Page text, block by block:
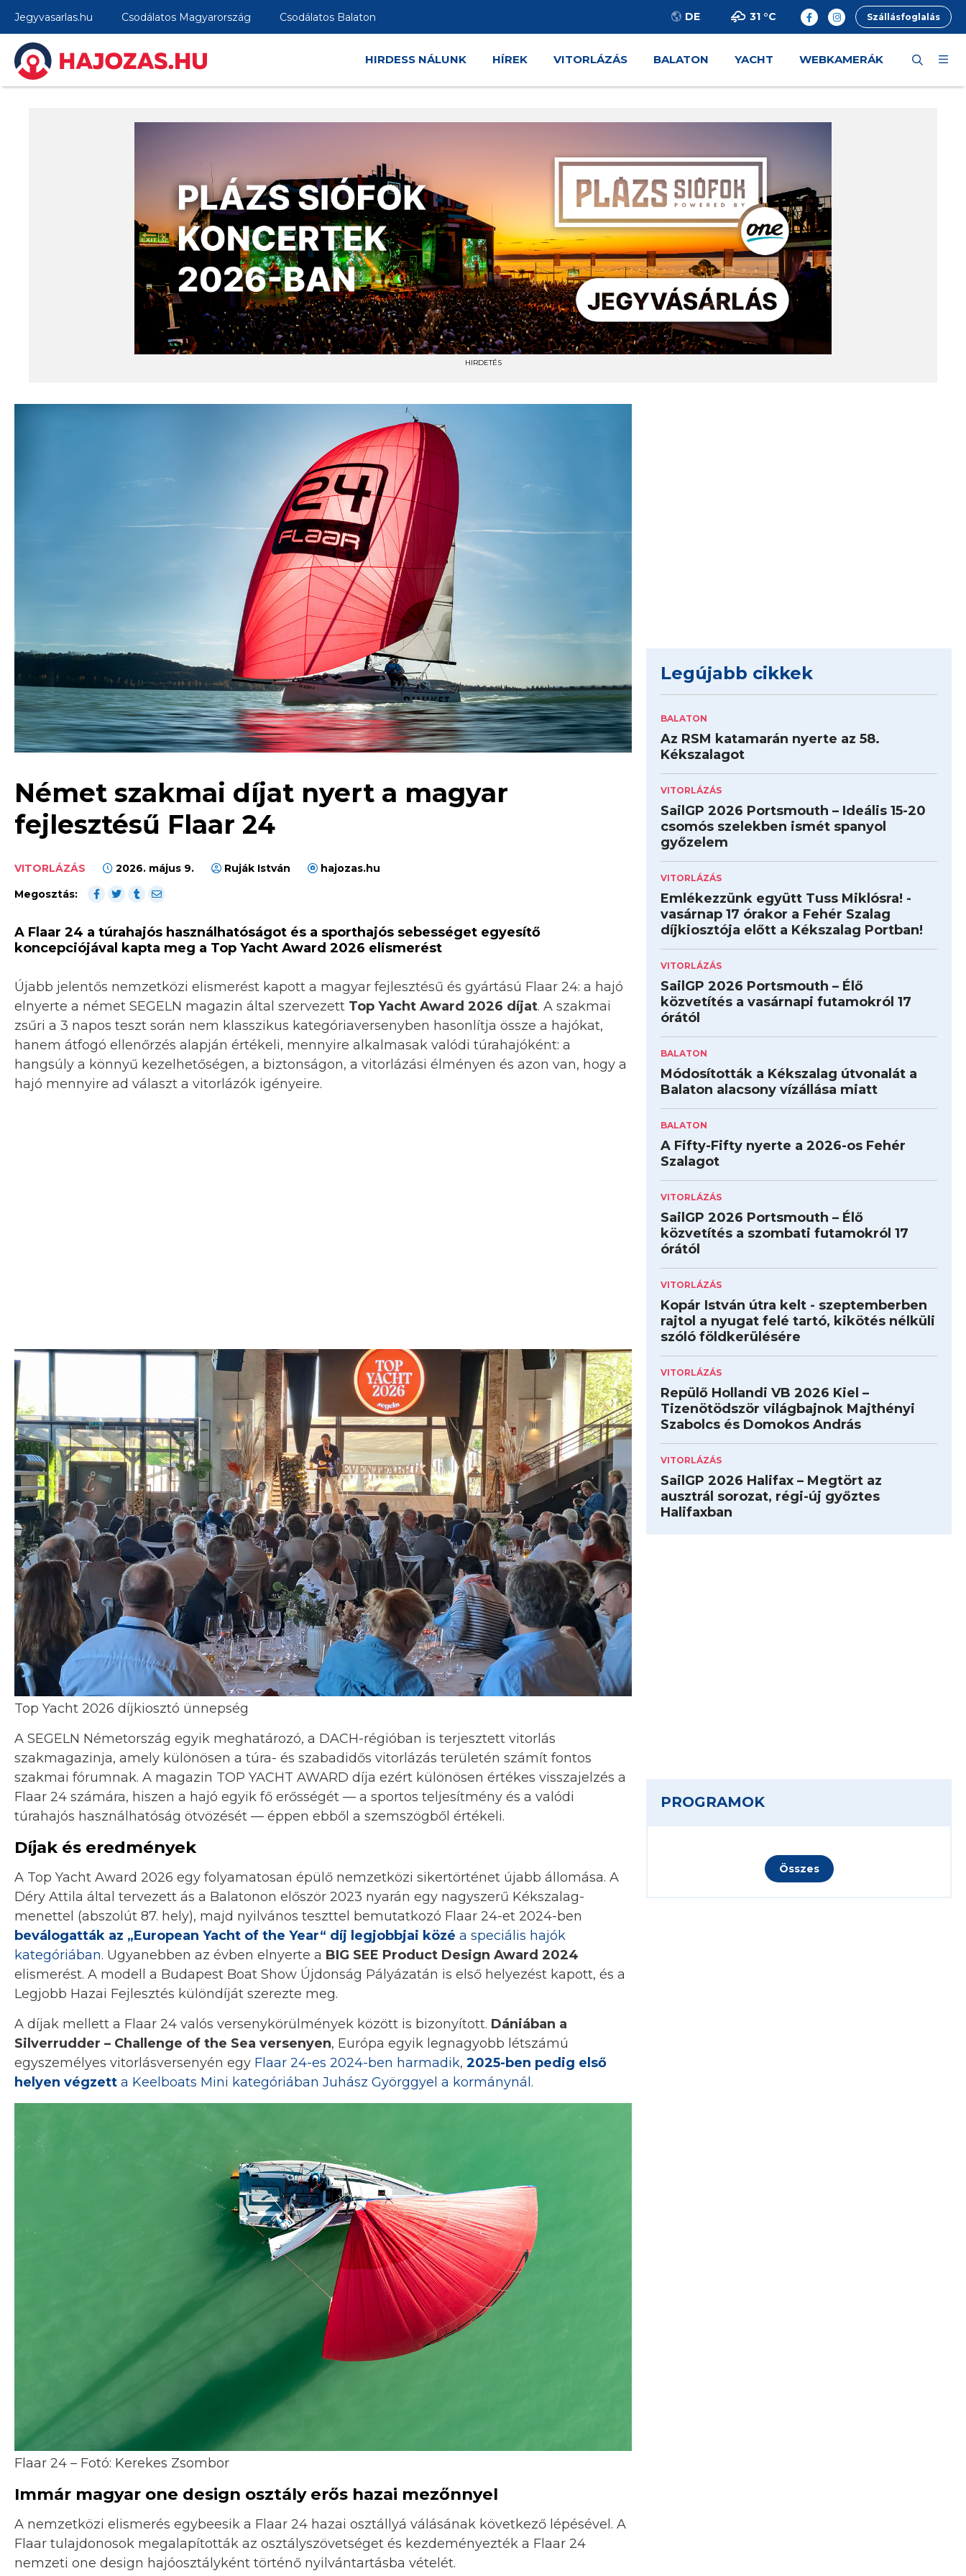
Jegyvasarlas.hu Csodálatos Magyarország Csodálatos Balaton DE 31 °C Szállásfoglalás
HIRDESS NÁLUNK HÍREK VITORLÁZÁS BALATON YACHT WEBKAMERÁK
HIRDETÉS
Német szakmai díjat nyert a magyar
fejlesztésű Flaar 24
VITORLÁZÁS 2026. május 9. Ruják István
hajozas.hu
Megosztás:
A Flaar 24 a túrahajós használhatóságot és a sporthajós sebességet egyesítő
koncepciójával kapta meg a Top Yacht Award 2026 elismerést
Újabb jelentős nemzetközi elismerést kapott a magyar fejlesztésű és gyártású Flaar 24: a hajó
elnyerte a német SEGELN magazin által szervezett Top Yacht Award 2026 díjat. A szakmai
zsűri a 3 napos teszt során nem klasszikus kategóriaversenyben hasonlítja össze a hajókat,
hanem átfogó ellenőrzés alapján értékeli, mennyire alkalmasak valódi túrahajóként: a
hangsúly a könnyű kezelhetőségen, a biztonságon, a vitorlázási élményen és azon van, hogy a
hajó mennyire ad választ a vitorlázók igényeire.
Top Yacht 2026 díjkiosztó ünnepség
A SEGELN Németország egyik meghatározó, a DACH-régióban is terjesztett vitorlás
szakmagazinja, amely különösen a túra- és szabadidős vitorlázás területén számít fontos
szakmai fórumnak. A magazin TOP YACHT AWARD díja ezért különösen értékes visszajelzés a
Flaar 24 számára, hiszen a hajó egyik fő erősségét — a sportos teljesítmény és a valódi
túrahajós használhatóság ötvözését — éppen ebből a szemszögből értékeli.
Díjak és eredmények
A Top Yacht Award 2026 egy folyamatosan épülő nemzetközi sikertörténet újabb állomása. A
Déry Attila által tervezett ás a Balatonon először 2023 nyarán egy nagyszerű Kékszalag-
menettel (abszolút 87. hely), majd nyilvános teszttel bemutatkozó Flaar 24-et 2024-ben
beválogatták az „European Yacht of the Year“ díj legjobbjai közé a speciális hajók
kategóriában. Ugyanebben az évben elnyerte a BIG SEE Product Design Award 2024
elismerést. A modell a Budapest Boat Show Újdonság Pályázatán is első helyezést kapott, és a
Legjobb Hazai Fejlesztés különdíját szerezte meg.
A díjak mellett a Flaar 24 valós versenykörülmények között is bizonyított. Dániában a
Silverrudder – Challenge of the Sea versenyen, Európa egyik legnagyobb létszámú
egyszemélyes vitorlásversenyén egy Flaar 24-es 2024-ben harmadik, 2025-ben pedig első
helyen végzett a Keelboats Mini kategóriában Juhász Györggyel a kormánynál.
Flaar 24 – Fotó: Kerekes Zsombor
Immár magyar one design osztály erős hazai mezőnnyel
A nemzetközi elismerés egybeesik a Flaar 24 hazai osztállyá válásának következő lépésével. A
Flaar tulajdonosok megalapították az osztályszövetséget és kezdeményezték a Flaar 24
nemzeti one design hajóosztályként történő nyilvántartásba vételét.
Legújabb cikkek
BALATON
Az RSM katamarán nyerte az 58.
Kékszalagot
VITORLÁZÁS
SailGP 2026 Portsmouth – Ideális 15-20
csomós szelekben ismét spanyol
győzelem
VITORLÁZÁS
Emlékezzünk együtt Tuss Miklósra! -
vasárnap 17 órakor a Fehér Szalag
díjkiosztója előtt a Kékszalag Portban!
VITORLÁZÁS
SailGP 2026 Portsmouth – Élő
közvetítés a vasárnapi futamokról 17
órától
BALATON
Módosították a Kékszalag útvonalát a
Balaton alacsony vízállása miatt
BALATON
A Fifty-Fifty nyerte a 2026-os Fehér
Szalagot
VITORLÁZÁS
SailGP 2026 Portsmouth – Élő
közvetítés a szombati futamokról 17
órától
VITORLÁZÁS
Kopár István útra kelt - szeptemberben
rajtol a nyugat felé tartó, kikötés nélküli
szóló földkerülésére
VITORLÁZÁS
Repülő Hollandi VB 2026 Kiel –
Tizenötödször világbajnok Majthényi
Szabolcs és Domokos András
VITORLÁZÁS
SailGP 2026 Halifax – Megtört az
ausztrál sorozat, régi-új győztes
Halifaxban
PROGRAMOK
Összes